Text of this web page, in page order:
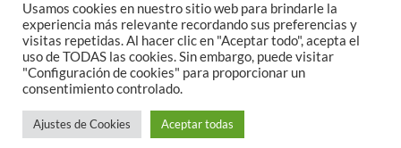
Copyright © 2025 Siagua
Usamos cookies en nuestro sitio web para brindarle la
experiencia más relevante recordando sus preferencias y
visitas repetidas. Al hacer clic en "Aceptar todo", acepta el
uso de TODAS las cookies. Sin embargo, puede visitar
"Configuración de cookies" para proporcionar un
consentimiento controlado.
Ajustes de Cookies Aceptar todas